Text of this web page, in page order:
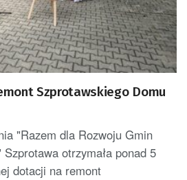
Szprotawskiego Domu
"Razem dla Rozwoju Gmin
otrzymała ponad 5
dotacji na remont